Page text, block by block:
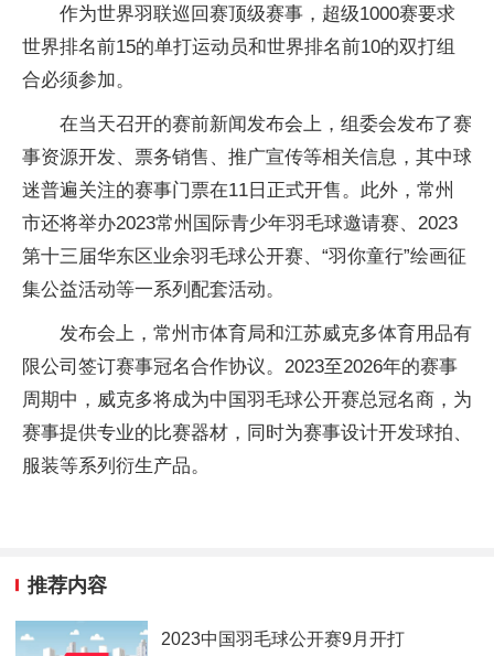
作为世界羽联巡回赛顶级赛事，超级1000赛要求
世界排名前15的单打运动员和世界排名前10的双打组
合必须参加。
在当天召开的赛前新闻发布会上，组委会发布了赛
事资源开发、票务销售、推广宣传等相关信息，其中球
迷普遍关注的赛事门票在11日正式开售。此外，常州
市还将举办2023常州国际青少年羽毛球邀请赛、2023
第十三届华东区业余羽毛球公开赛、“羽你童行”绘画征
集公益活动等一系列配套活动。
发布会上，常州市体育局和江苏威克多体育用品有
限公司签订赛事冠名合作协议。2023至2026年的赛事
周期中，威克多将成为中国羽毛球公开赛总冠名商，为
赛事提供专业的比赛器材，同时为赛事设计开发球拍、
服装等系列衍生产品。
推荐内容
2023中国羽毛球公开赛9月开打